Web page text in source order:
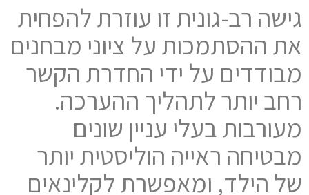
גישה רב-גונית זו עוזרת להפחית
את ההסתמכות על ציוני מבחנים
מבודדים על ידי החדרת הקשר
רחב יותר לתהליך ההערכה.
מעורבות בעלי עניין שונים
מבטיחה ראייה הוליסטית יותר
של הילד, ומאפשרת לקלינאים